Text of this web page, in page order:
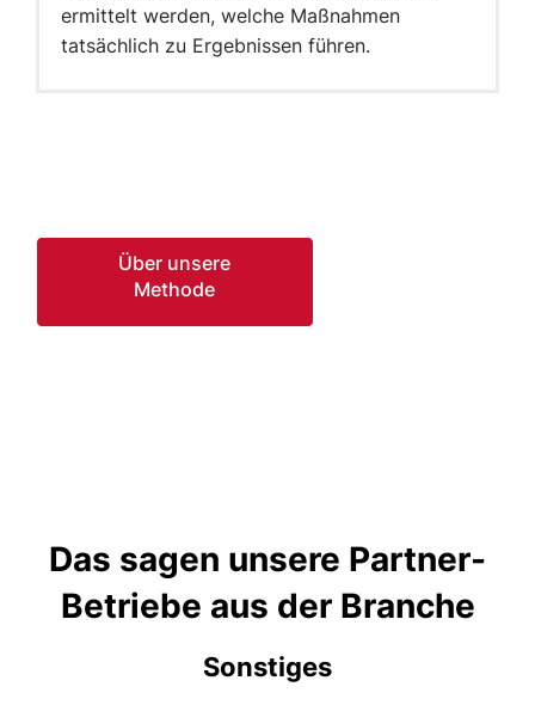
ermittelt werden, welche Maßnahmen
tatsächlich zu Ergebnissen führen.
Über unsere
Methode
Das sagen unsere Partner-
Betriebe aus der Branche
Sonstiges